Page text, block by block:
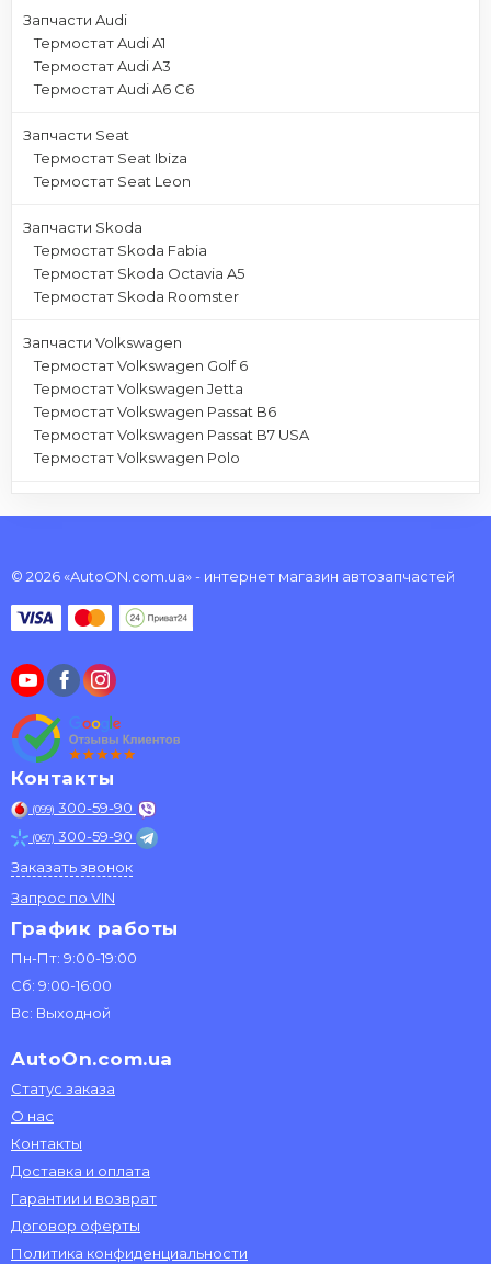
Запчасти Audi
Термостат Audi A1
Термостат Audi A3
Термостат Audi A6 C6
Запчасти Seat
Термостат Seat Ibiza
Термостат Seat Leon
Запчасти Skoda
Термостат Skoda Fabia
Термостат Skoda Octavia A5
Термостат Skoda Roomster
Запчасти Volkswagen
Термостат Volkswagen Golf 6
Термостат Volkswagen Jetta
Термостат Volkswagen Passat B6
Термостат Volkswagen Passat B7 USA
Термостат Volkswagen Polo
© 2026 «AutoON.com.ua» - интернет магазин автозапчастей
Контакты
(099) 300-59-90
(067) 300-59-90
Заказать звонок
Запрос по VIN
График работы
Пн-Пт: 9:00-19:00
Сб: 9:00-16:00
Вс: Выходной
AutoOn.com.ua
Статус заказа
О нас
Контакты
Доставка и оплата
Гарантии и возврат
Договор оферты
Политика конфиденциальности